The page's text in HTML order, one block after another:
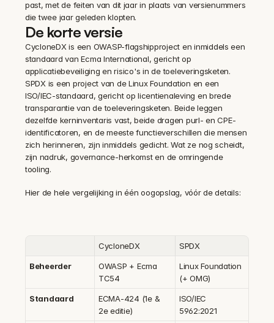
past, met de feiten van dit jaar in plaats van versienummers
die twee jaar geleden klopten.
De korte versie
CycloneDX is een OWASP-flagshipproject en inmiddels een
standaard van Ecma International, gericht op
applicatiebeveiliging en risico's in de toeleveringsketen.
SPDX is een project van de Linux Foundation en een
ISO/IEC-standaard, gericht op licentienaleving en brede
transparantie van de toeleveringsketen. Beide leggen
dezelfde kerninventaris vast, beide dragen purl- en CPE-
identificatoren, en de meeste functieverschillen die mensen
zich herinneren, zijn inmiddels gedicht. Wat ze nog scheidt,
zijn nadruk, governance-herkomst en de omringende
tooling.
Hier de hele vergelijking in één oogopslag, vóór de details:
CycloneDX SPDX
Beheerder
OWASP + Ecma
TC54
Linux Foundation
(+ OMG)
Standaard
ECMA-424 (1e &
2e editie)
ISO/IEC
5962:2021